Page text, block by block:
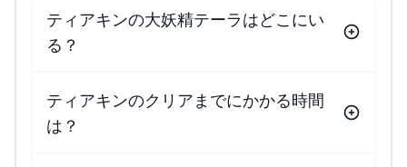
ティアキンの大妖精テーラはどこにい
る？
ティアキンのクリアまでにかかる時間
は？